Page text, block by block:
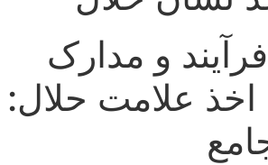
و مدارک
اخذ علامت حلال: